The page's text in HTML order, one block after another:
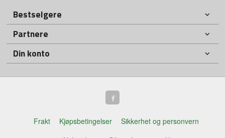
Bestselgere
Partnere
Din konto
Frakt Kjøpsbetingelser
Sikkerhet og personvern